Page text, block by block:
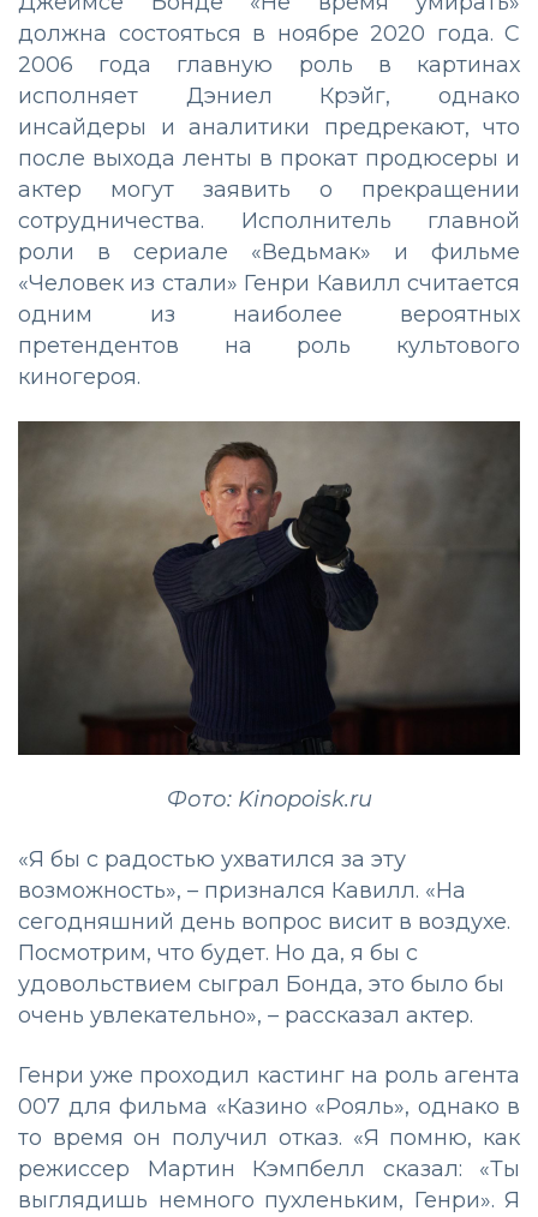
должна состояться в ноябре 2020 года. С
2006 года главную роль в картинах
исполняет Дэниел Крэйг, однако
инсайдеры и аналитики предрекают, что
после выхода ленты в прокат продюсеры и
актер могут заявить о прекращении
сотрудничества. Исполнитель главной
роли в сериале «Ведьмак» и фильме
«Человек из стали» Генри Кавилл считается
одним из наиболее вероятных
претендентов на роль культового
киногероя.
Фото: Kinopoisk.ru
«Я бы с радостью ухватился за эту
возможность», – признался Кавилл. «На
сегодняшний день вопрос висит в воздухе.
Посмотрим, что будет. Но да, я бы с
удовольствием сыграл Бонда, это было бы
очень увлекательно», – рассказал актер.
Генри уже проходил кастинг на роль агента
007 для фильма «Казино «Рояль», однако в
то время он получил отказ. «Я помню, как
режиссер Мартин Кэмпбелл сказал: «Ты
выглядишь немного пухленьким, Генри». Я